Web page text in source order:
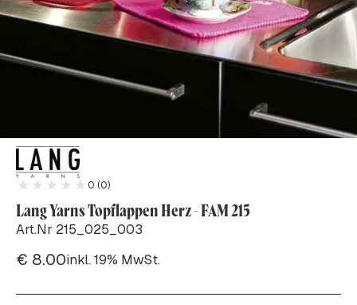
0 (0)
Lang Yarns Topflappen Herz - FAM 215
Art.Nr 215_025_003
€ 8.00inkl. 19% MwSt.